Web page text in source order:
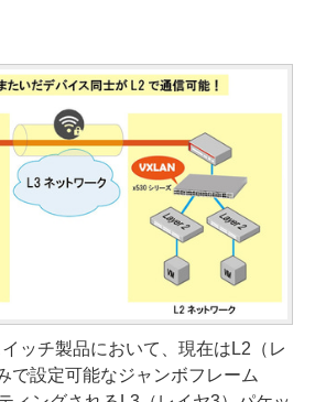
ッチ製品において、現在はL2（レ
で設定可能なジャンボフレーム